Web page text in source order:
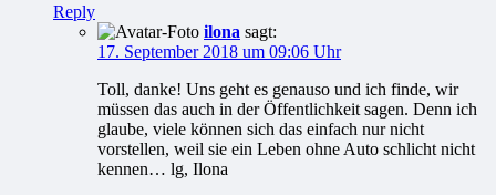
Reply
ilona sagt:
17. September 2018 um 09:06 Uhr
Toll, danke! Uns geht es genauso und ich finde, wir
müssen das auch in der Öffentlichkeit sagen. Denn ich
glaube, viele können sich das einfach nur nicht
vorstellen, weil sie ein Leben ohne Auto schlicht nicht
kennen… lg, Ilona